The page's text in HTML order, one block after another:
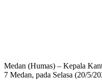
Medan (Humas) – Kepala Kantor Kementerian Agama Kota Medan, Dr. H. Impun Siregar, MA, menghadiri acara Khataman Al-Qur’an dan Pelepasan Siswa-Siswi Kelas VI Madrasah Ibtidaiyah Negeri (MIN)
7 Medan, pada Selasa (20/5/